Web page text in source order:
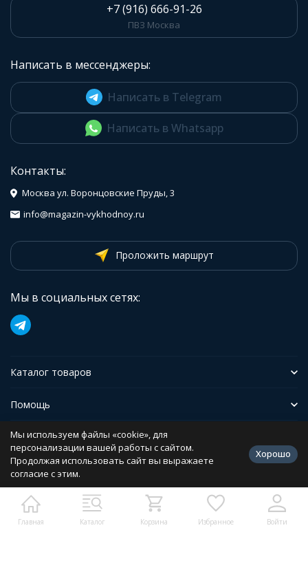
Главная Каталог Корзина Избранное Войти
+7 (916) 666-91-26
ПВЗ Москва
Написать в мессенджеры:
Написать в Telegram
Написать в Whatsapp
Контакты:
Москва ул. Воронцовские Пруды, 3
info@magazin-vykhodnoy.ru
Проложить маршрут
Мы в социальных сетях:
Каталог товаров
Помощь
Иформация
Политика персональных данных
Разработано в
bodysite.ru
Мы используем файлы «cookie», для
персонализации вашей работы с сайтом.
Продолжая использовать сайт вы выражаете
согласие с этим.
Хорошо